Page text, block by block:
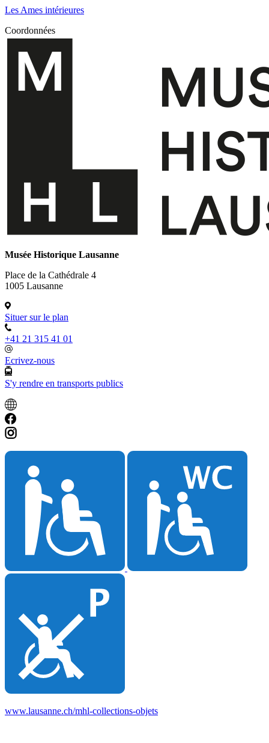
Les Ames intérieures
Coordonnées
Musée Historique Lausanne
Place de la Cathédrale 4
1005 Lausanne
Situer sur le plan
+41 21 315 41 01
Ecrivez-nous
S'y rendre en transports publics
www.lausanne.ch/mhl-collections-objets